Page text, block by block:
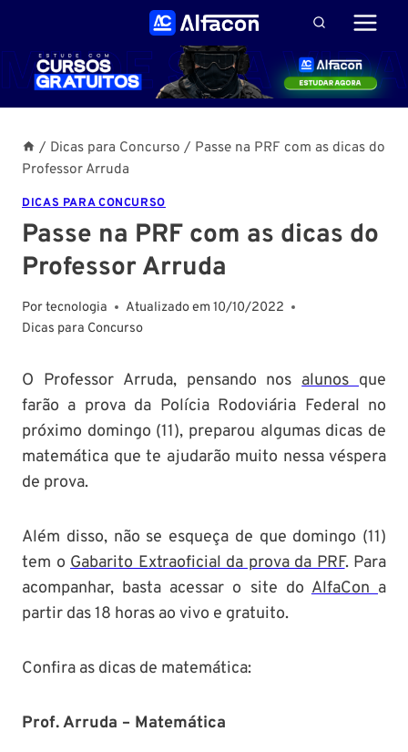
Conteúdo
/ Dicas para Concurso / Passe na PRF com as dicas do
Professor Arruda
DICAS PARA CONCURSO
Passe na PRF com as dicas do
Professor Arruda
Portecnologia Atualizado em 10/10/2022
Dicas para Concurso
O Professor Arruda, pensando nosalunosque
farão a prova da Polícia Rodoviária Federal no
próximo domingo (11), preparou algumas dicas de
matemática que te ajudarão muito nessa véspera
de prova.
Além disso, não se esqueça de que domingo (11)
tem o Gabarito Extraoficial da prova da PRF. Para
acompanhar, basta acessar o site doAlfaCona
partir das 18 horas ao vivo e gratuito.
Confira as dicas de matemática:
Prof. Arruda – Matemática